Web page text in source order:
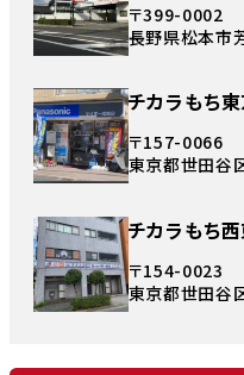
〒399-0002
長野県松本市
チカラもち
〒157-0066
東京都世田谷
チカラもち
〒154-0023
東京都世田谷